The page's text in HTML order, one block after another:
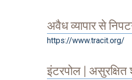
अवैध व्यापार से
https://www.tracit.org/
इंटरपोल | असुरक्षित